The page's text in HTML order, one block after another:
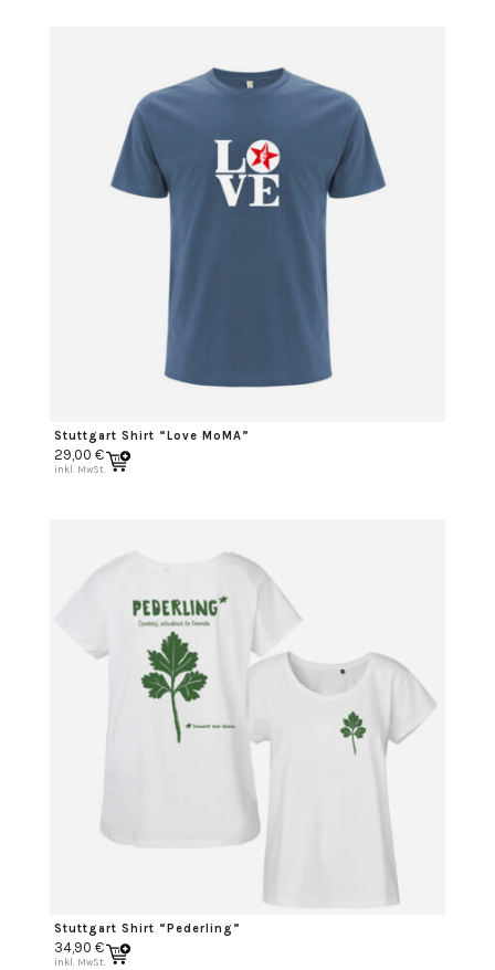
Stuttgart Shirt “Love MoMA”
29,00 €
inkl. MwSt.
Stuttgart Shirt “Pederling”
34,90 €
inkl. MwSt.